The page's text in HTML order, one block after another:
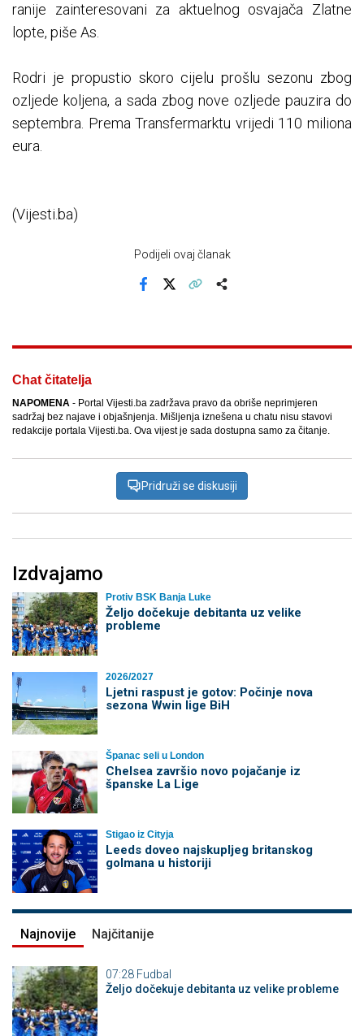
ranije zainteresovani za aktuelnog osvajača Zlatne
lopte, piše As.
Rodri je propustio skoro cijelu prošlu sezonu zbog
ozljede koljena, a sada zbog nove ozljede pauzira do
septembra. Prema Transfermarktu vrijedi 110 miliona
eura.
(Vijesti.ba)
Podijeli ovaj članak
Chat čitatelja
NAPOMENA - Portal Vijesti.ba zadržava pravo da obriše neprimjeren
sadržaj bez najave i objašnjenja. Mišljenja iznešena u chatu nisu stavovi
redakcije portala Vijesti.ba. Ova vijest je sada dostupna samo za čitanje.
Pridruži se diskusiji
Izdvajamo
Protiv BSK Banja Luke
Željo dočekuje debitanta uz velike
probleme
2026/2027
Ljetni raspust je gotov: Počinje nova
sezona Wwin lige BiH
Španac seli u London
Chelsea završio novo pojačanje iz
španske La Lige
Stigao iz Cityja
Leeds doveo najskupljeg britanskog
golmana u historiji
Najnovije Najčitanije
07:28 Fudbal
Željo dočekuje debitanta uz velike probleme